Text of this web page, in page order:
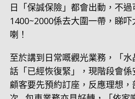
日「保誠保險」都會出動，不
1400~2000係去大圍一帶，睇
喇！
至於講到日常嘅觀光業務，「
話「已經恢復緊」，現階段會係
顧客要先預約訂座，反應理想